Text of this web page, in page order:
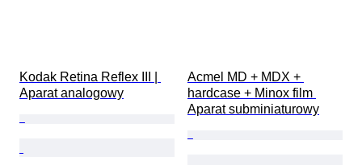
Kodak Retina Reflex III |
Aparat analogowy
Acmel MD + MDX +
hardcase + Minox film
Aparat subminiaturowy